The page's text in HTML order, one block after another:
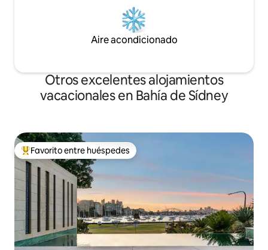
Aire acondicionado
Otros excelentes alojamientos
vacacionales en Bahía de Sídney
De los mejores en Favorito entre huéspedes
Favorito entre huéspedes